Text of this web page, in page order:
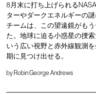
8月末に打ち上げられる
ターやダークエネルギーの
チームは、この望遠鏡がも
た。地球に迫る小惑星の捜
いう広い視野と赤外線観測
期に見つけ出せる。
by Robin George Andrews